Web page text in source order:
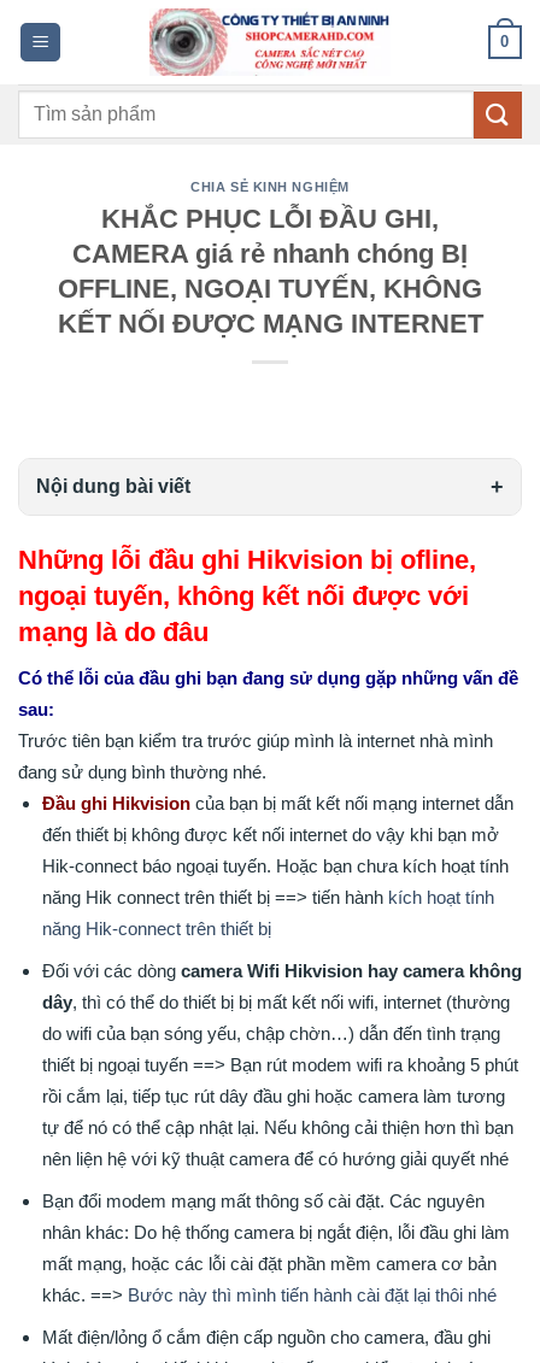
dung
0
Tìm
CHIA SẺ KINH NGHIỆM
KHẮC PHỤC LỖI ĐẦU GHI,
CAMERA giá rẻ nhanh chóng BỊ
OFFLINE, NGOẠI TUYẾN, KHÔNG
KẾT NỐI ĐƯỢC MẠNG INTERNET
Nội dung bài viết
Những lỗi đầu ghi Hikvision bị ofline,
ngoại tuyến, không kết nối được với
mạng là do đâu
Có thể lỗi của đầu ghi bạn đang sử dụng gặp những vấn đề
sau:
Trước tiên bạn kiểm tra trước giúp mình là internet nhà mình
đang sử dụng bình thường nhé.
Đầu ghi Hikvision của bạn bị mất kết nối mạng internet dẫn
đến thiết bị không được kết nối internet do vậy khi bạn mở
Hik-connect báo ngoại tuyến. Hoặc bạn chưa kích hoạt tính
năng Hik connect trên thiết bị ==> tiến hành kích hoạt tính
năng Hik-connect trên thiết bị
Đối với các dòng camera Wifi Hikvision hay camera không
dây, thì có thể do thiết bị bị mất kết nối wifi, internet (thường
do wifi của bạn sóng yếu, chập chờn…) dẫn đến tình trạng
thiết bị ngoại tuyến ==> Bạn rút modem wifi ra khoảng 5 phút
rồi cắm lại, tiếp tục rút dây đầu ghi hoặc camera làm tương
tự để nó có thể cập nhật lại. Nếu không cải thiện hơn thì bạn
nên liện hệ với kỹ thuật camera để có hướng giải quyết nhé
Bạn đổi modem mạng mất thông số cài đặt. Các nguyên
nhân khác: Do hệ thống camera bị ngắt điện, lỗi đầu ghi làm
mất mạng, hoặc các lỗi cài đặt phần mềm camera cơ bản
khác. ==> Bước này thì mình tiến hành cài đặt lại thôi nhé
Mất điện/lỏng ổ cắm điện cấp nguồn cho camera, đầu ghi